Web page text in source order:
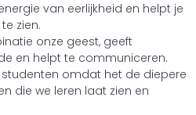
van eerlijkheid en helpt je
zien.
onze geest, geeft
en helpt te communiceren.
omdat het de diepere
die we leren laat zien en